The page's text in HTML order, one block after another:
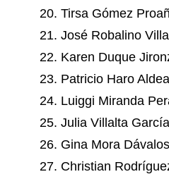
Tirsa Gómez
José Robalino
Karen Duque
Patricio Haro
Luiggi Miranda
Julia Villalta
Gina Mora Dávalos
Christian